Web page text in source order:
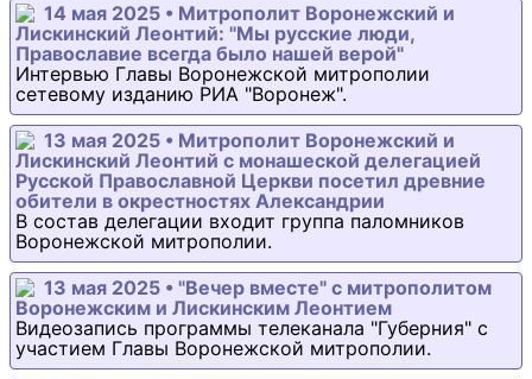
14 мая 2025 • Митрополит Воронежский и
Лискинский Леонтий: "Мы русские люди,
Православие всегда было нашей верой"
Интервью Главы Воронежской митрополии
сетевому изданию РИА "Воронеж".
13 мая 2025 • Митрополит Воронежский и
Лискинский Леонтий с монашеской делегацией
Русской Православной Церкви посетил древние
обители в окрестностях Александрии
В состав делегации входит группа паломников
Воронежской митрополии.
13 мая 2025 • "Вечер вместе" с митрополитом
Воронежским и Лискинским Леонтием
Видеозапись программы телеканала "Губерния" с
участием Главы Воронежской митрополии.